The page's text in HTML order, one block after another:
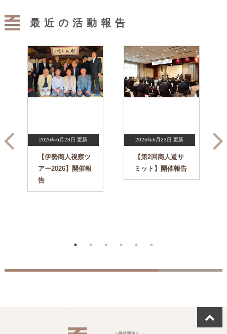
最近の活動報告
2026年6月23日 更新
【伊勢商人視察ツ
アー2026】開催報
告
2026年6月23日 更新
【第2回商人道サ
ミット】開催報告